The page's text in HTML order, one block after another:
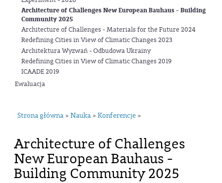
Architecture of Challenges New European Bauhaus - Building
Community 2025
Architecture of Challenges - Materials for the Future 2024
Redefining Cities in View of Climatic Changes 2023
Architektura Wyzwań - Odbudowa Ukrainy
Redefining Cities in View of Climatic Changes 2019
ICAADE 2019
Ewaluacja
Strona główna » Nauka » Konferencje »
Architecture of Challenges
New European Bauhaus -
Building Community 2025